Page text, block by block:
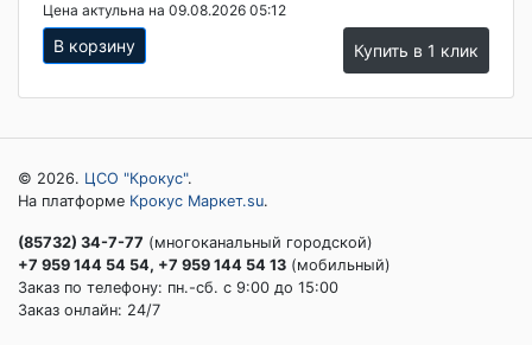
Цена актульна на 09.08.2026 05:12
В корзину Купить в 1 клик
© 2026. ЦСО "Крокус".
На платформе Крокус Маркет.su.
(85732) 34-7-77 (многоканальный городской)
+7 959 144 54 54, +7 959 144 54 13 (мобильный)
Заказ по телефону: пн.-сб. c 9:00 до 15:00
Заказ онлайн: 24/7